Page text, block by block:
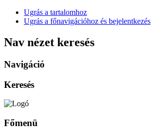
Ugrás a tartalomhoz
Ugrás a főnavigációhoz és bejelentkezés
Nav nézet keresés
Navigáció
Keresés
Főmenü